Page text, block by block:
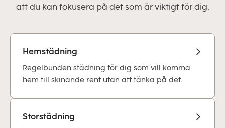
att du kan fokusera på det som är viktigt för dig.
Hemstädning
Regelbunden städning för dig som vill komma
hem till skinande rent utan att tänka på det.
Storstädning